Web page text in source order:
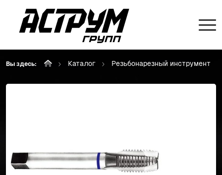
Вы здесь: Каталог Резьбонарезный инструмент